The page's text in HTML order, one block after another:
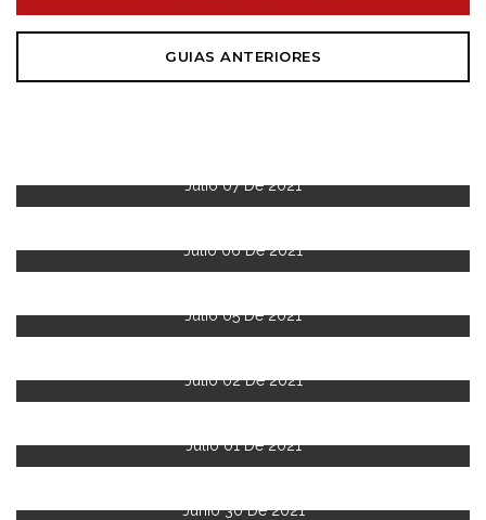
GUIAS ANTERIORES
Julio 07 De 2021
Julio 06 De 2021
Julio 05 De 2021
Julio 02 De 2021
Julio 01 De 2021
Junio 30 De 2021